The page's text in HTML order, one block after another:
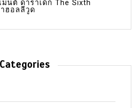
มนต์ ดาราเด็ก The Sixth
ฮอลลีวูด
Categories